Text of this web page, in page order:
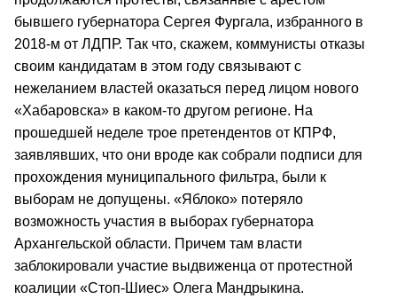
бывшего губернатора Сергея Фургала, избранного в
2018-м от ЛДПР. Так что, скажем, коммунисты отказы
своим кандидатам в этом году связывают с
нежеланием властей оказаться перед лицом нового
«Хабаровска» в каком-то другом регионе. На
прошедшей неделе трое претендентов от КПРФ,
заявлявших, что они вроде как собрали подписи для
прохождения муниципального фильтра, были к
выборам не допущены. «Яблоко» потеряло
возможность участия в выборах губернатора
Архангельской области. Причем там власти
заблокировали участие выдвиженца от протестной
коалиции «Стоп-Шиес» Олега Мандрыкина.